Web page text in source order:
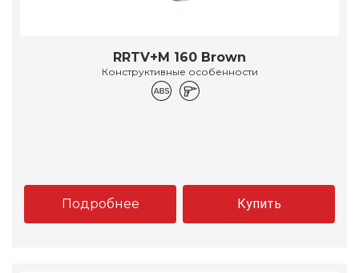
RRTV+M 160 Brown
Конструктивные особенности
Подробнее Купить